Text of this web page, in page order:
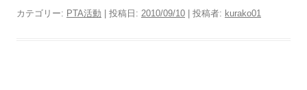
カテゴリー: PTA活動 | 投稿日: 2010/09/10 投稿者: kurako01